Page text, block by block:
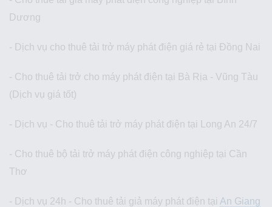
Dương
- Dịch vụ cho thuê tải trở máy phát điện giá rẻ tại Đồng Nai
- Cho thuê tải trở cho máy phát điện tại Bà Rịa - Vũng Tàu
(Dịch vụ giá tốt)
- Dịch vụ - Cho thuê tải trở máy phát điện tại Long An 24/7
- Cho thuê bộ tải trở máy phát điện công nghiệp tại Cần
Thơ
- Dịch vụ 24h - Cho thuê tải giả máy phát điện tại An Giang